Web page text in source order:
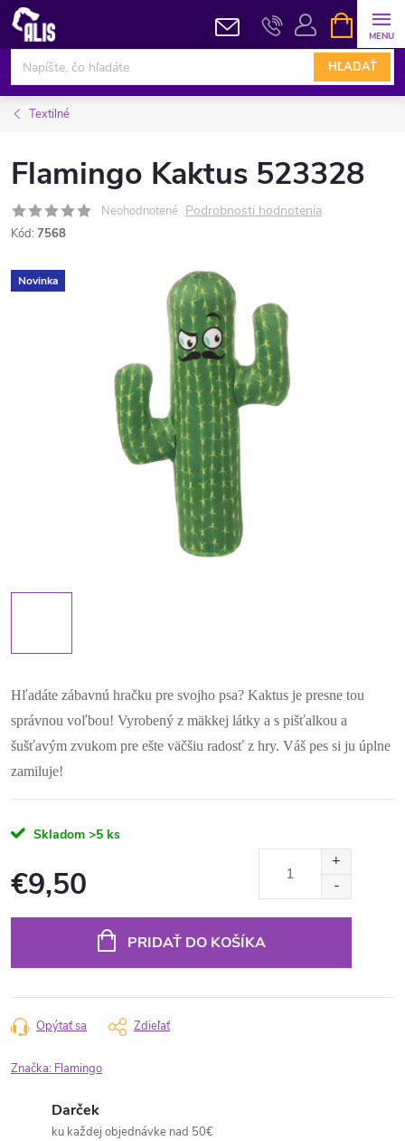
Prejsť
obsah
HĽADAŤ
KOŠÍK
Textilné
Flamingo Kaktus 523328
Neohodnotené Podrobnosti hodnotenia
Kód: 7568
Novinka
Hľadáte zábavnú hračku pre svojho psa? Kaktus je presne tou
správnou voľbou! Vyrobený z mäkkej látky a s pišťalkou a
šušťavým zvukom pre ešte väčšiu radosť z hry. Váš pes si ju úplne
zamiluje!
Skladom >5 ks
€9,50
PRIDAŤ DO KOŠÍKA
Opýtať sa Zdieľať
Značka: Flamingo
Darček
ku každej objednávke nad 50€